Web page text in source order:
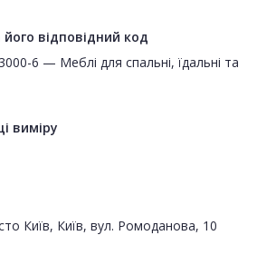
відповідний код
6 — Меблі для спальні, їдальні та
виміру
Київ, Київ, вул. Ромоданова, 10